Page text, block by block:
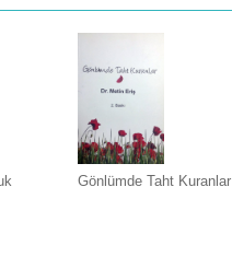
Gönlümde Taht Kuranlar